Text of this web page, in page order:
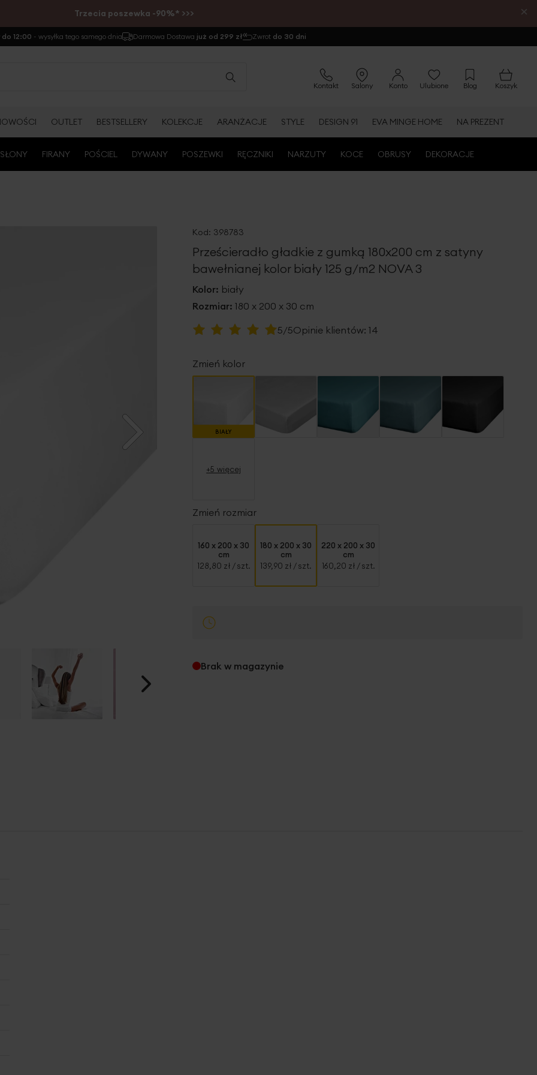
Trzecia poszewka -90%* >>> ×
12:00 - wysyłka tego samego dnia Darmowa Dostawa już od 299 zł Zwrot do 30 dni
Kontakt Salony Konto Ulubione Blog Koszyk
OUTLET BESTSELLERY KOLEKCJE ARANŻACJE STYLE DESIGN 91 EVA MINGE HOME NA PREZENT
FIRANY POŚCIEL DYWANY POSZEWKI RĘCZNIKI NARZUTY KOCE OBRUSY DEKORACJE
Kod: 398783
Prześcieradło gładkie z gumką 180x200 cm z satyny
bawełnianej kolor biały 125 g/m2 NOVA 3
Kolor: biały
Rozmiar: 180 x 200 x 30 cm
Ocena:
5/5Opinie klientów: 14
Zmień kolor
BIAŁY
+5 więcej
Zmień rozmiar
160 x 200 x 30
cm
128,80 zł / szt.
180 x 200 x 30
cm
139,90 zł / szt.
220 x 200 x 30
cm
160,20 zł / szt.
Brak w magazynie